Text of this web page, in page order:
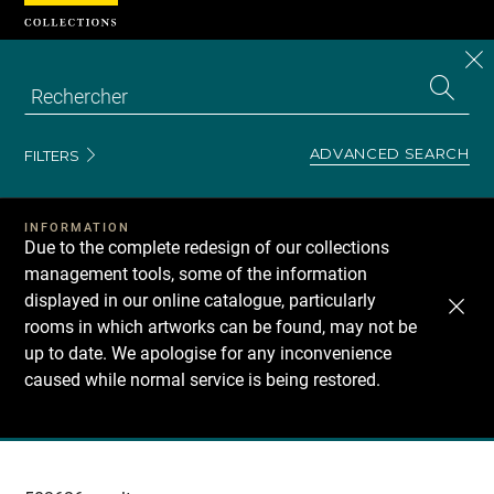
FILTERS ADVANCED SEARCH
INFORMATION
Due to the complete redesign of our collections
management tools, some of the information
displayed in our online catalogue, particularly
rooms in which artworks can be found, may not be
up to date. We apologise for any inconvenience
caused while normal service is being restored.
Recherche
Cookies management panel